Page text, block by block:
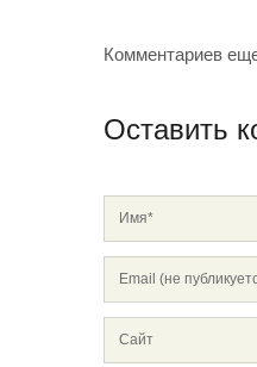
Комментариев
Оставить